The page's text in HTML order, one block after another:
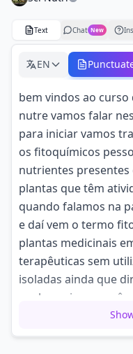
Text Chat New
EN
bem vindos ao
nutre vamos falar
para iniciar vamos
os fitoquímicos
nutrientes
plantas que têm
quando falamos na
e daí vem o termo
plantas medicinais
terapêuticas sem
isoladas ainda que
apelo capina que
jaborandi ead gux
planta digitales